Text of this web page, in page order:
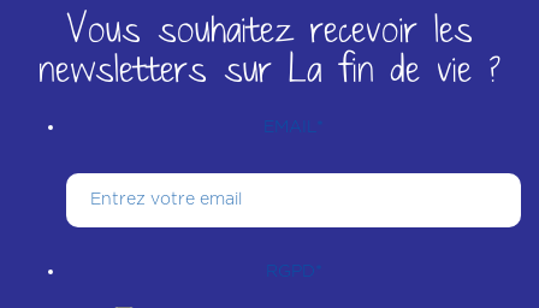
Vous souhaitez recevoir les
newsletters sur La fin de vie ?
EMAIL *
RGPD *